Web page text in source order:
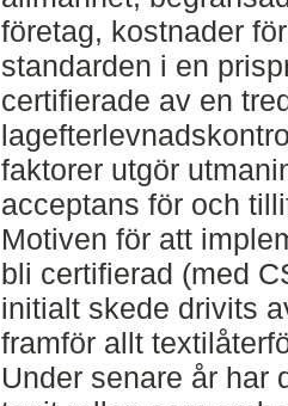
företag, kostnader
standarden i en
certifierade av en
faktorer utgör
acceptans för och
Motiven för att
bli certifierad (med
initialt skede drivits
framför allt
Under senare år har